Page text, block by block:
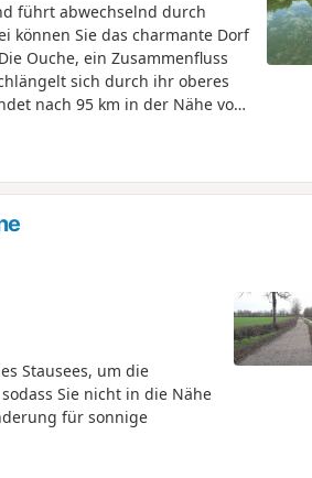
führt abwechselnd durch
können Sie das charmante Dorf
Ouche, ein Zusammenfluss
sich durch ihr oberes
nach 95 km in der Nähe von
Stausees, um die
Sie nicht in die Nähe
für sonnige